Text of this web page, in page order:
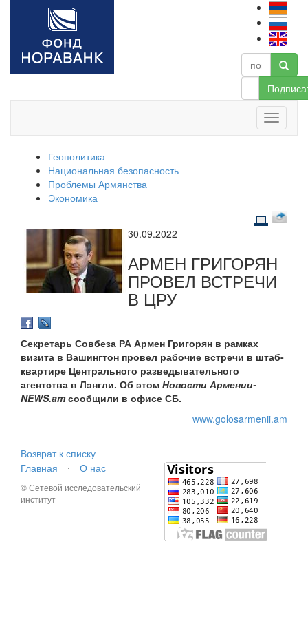
Геополитика
Национальная безопасность
Проблемы Армянства
Экономика
30.09.2022
АРМЕН ГРИГОРЯН
ПРОВЕЛ ВСТРЕЧИ
В ЦРУ
Секретарь Совбеза РА Армен Григорян в рамках
визита в Вашингтон провел рабочие встречи в штаб-
квартире Центрального разведывательного
агентства в Лэнгли. Об этом Новости Армении-
NEWS.amсообщили в офисе СБ.
www.golosarmenii.am
Возврат к списку
Главная
⋅ О нас
© Сетевой исследовательский
институт